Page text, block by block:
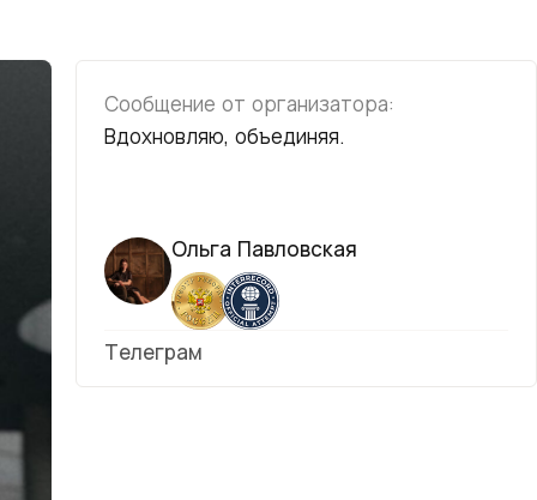
Ольга Павловская
Телеграм
Вдохновляю, объединяя.
Сообщение от организатора: